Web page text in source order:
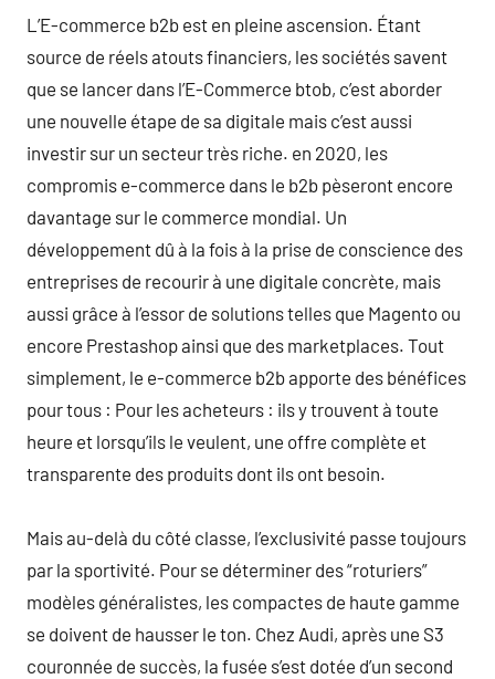
L’E-commerce b2b est en pleine ascension. Étant
source de réels atouts financiers, les sociétés savent
que se lancer dans l’E-Commerce btob, c’est aborder
une nouvelle étape de sa digitale mais c’est aussi
investir sur un secteur très riche. en 2020, les
compromis e-commerce dans le b2b pèseront encore
davantage sur le commerce mondial. Un
développement dû à la fois à la prise de conscience des
entreprises de recourir à une digitale concrète, mais
aussi grâce à l’essor de solutions telles que Magento ou
encore Prestashop ainsi que des marketplaces. Tout
simplement, le e-commerce b2b apporte des bénéfices
pour tous : Pour les acheteurs : ils y trouvent à toute
heure et lorsqu’ils le veulent, une offre complète et
transparente des produits dont ils ont besoin.
Mais au-delà du côté classe, l’exclusivité passe toujours
par la sportivité. Pour se déterminer des “roturiers”
modèles généralistes, les compactes de haute gamme
se doivent de hausser le ton. Chez Audi, après une S3
couronnée de succès, la fusée s’est dotée d’un second